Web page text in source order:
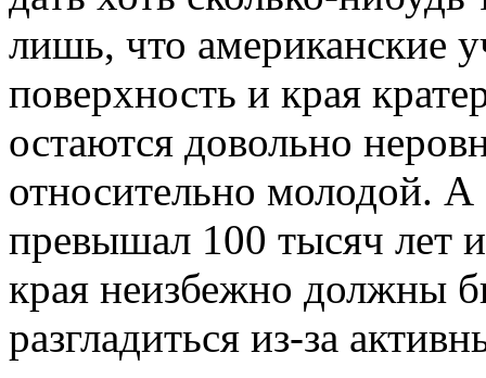
лишь, что американские
поверхность и края
остаются довольно
относительно молодой. А
превышал 100 тысяч лет
края неизбежно должны
разгладиться из-за